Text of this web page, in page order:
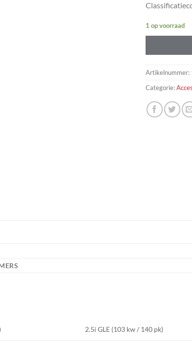
1 op voorraad
Artikelnummer:
Categorie:
2.5i GLE (103 kw / 140 pk)